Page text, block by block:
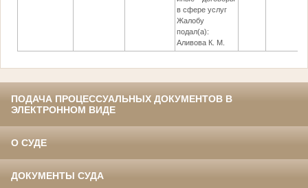
в сфере услуг
Жалобу
подал(а):
Аливова К. М.
ПОДАЧА ПРОЦЕССУАЛЬНЫХ ДОКУМЕНТОВ В
ЭЛЕКТРОННОМ ВИДЕ
О СУДЕ
ДОКУМЕНТЫ СУДА